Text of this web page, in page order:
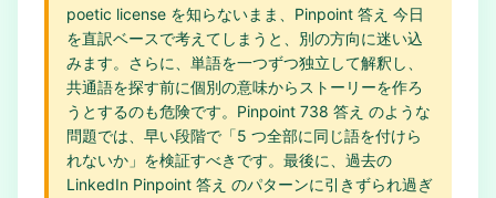
poetic license を知らないまま、Pinpoint 答え 今日
を直訳ベースで考えてしまうと、別の方向に迷い込
みます。さらに、単語を一つずつ独立して解釈し、
共通語を探す前に個別の意味からストーリーを作ろ
うとするのも危険です。Pinpoint 738 答え のような
問題では、早い段階で「5 つ全部に同じ語を付けら
れないか」を検証すべきです。最後に、過去の
LinkedIn Pinpoint 答え のパターンに引きずられ過ぎ